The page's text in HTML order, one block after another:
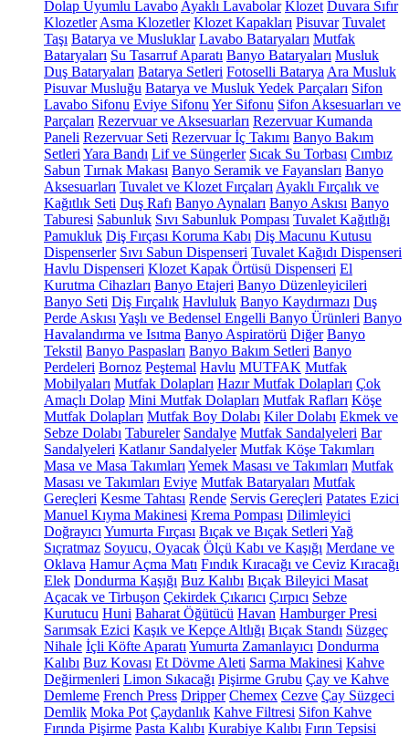
Dolap Uyumlu Lavabo Ayaklı Lavabolar Klozet Duvara Sıfır
Klozetler Asma Klozetler Klozet Kapakları Pisuvar Tuvalet
Taşı Batarya ve Musluklar Lavabo Bataryaları Mutfak
Bataryaları Su Tasarruf Aparatı Banyo Bataryaları Musluk
Duş Bataryaları Batarya Setleri Fotoselli Batarya Ara Musluk
Pisuvar Musluğu Batarya ve Musluk Yedek Parçaları Sifon
Lavabo Sifonu Eviye Sifonu Yer Sifonu Sifon Aksesuarları ve
Parçaları Rezervuar ve Aksesuarları Rezervuar Kumanda
Paneli Rezervuar Seti Rezervuar İç Takımı Banyo Bakım
Setleri Yara Bandı Lif ve Süngerler Sıcak Su Torbası Cımbız
Sabun Tırnak Makası Banyo Seramik ve Fayansları Banyo
Aksesuarları Tuvalet ve Klozet Fırçaları Ayaklı Fırçalık ve
Kağıtlık Seti Duş Rafı Banyo Aynaları Banyo Askısı Banyo
Taburesi Sabunluk Sıvı Sabunluk Pompası Tuvalet Kağıtlığı
Pamukluk Diş Fırçası Koruma Kabı Diş Macunu Kutusu
Dispenserler Sıvı Sabun Dispenseri Tuvalet Kağıdı Dispenseri
Havlu Dispenseri Klozet Kapak Örtüsü Dispenseri El
Kurutma Cihazları Banyo Etajeri Banyo Düzenleyicileri
Banyo Seti Diş Fırçalık Havluluk Banyo Kaydırmazı Duş
Perde Askısı Yaşlı ve Bedensel Engelli Banyo Ürünleri Banyo
Havalandırma ve Isıtma Banyo Aspiratörü Diğer Banyo
Tekstil Banyo Paspasları Banyo Bakım Setleri Banyo
Perdeleri Bornoz Peştemal Havlu MUTFAK Mutfak
Mobilyaları Mutfak Dolapları Hazır Mutfak Dolapları Çok
Amaçlı Dolap Mini Mutfak Dolapları Mutfak Rafları Köşe
Mutfak Dolapları Mutfak Boy Dolabı Kiler Dolabı Ekmek ve
Sebze Dolabı Tabureler Sandalye Mutfak Sandalyeleri Bar
Sandalyeleri Katlanır Sandalyeler Mutfak Köşe Takımları
Masa ve Masa Takımları Yemek Masası ve Takımları Mutfak
Masası ve Takımları Eviye Mutfak Bataryaları Mutfak
Gereçleri Kesme Tahtası Rende Servis Gereçleri Patates Ezici
Manuel Kıyma Makinesi Krema Pompası Dilimleyici
Doğrayıcı Yumurta Fırçası Bıçak ve Bıçak Setleri Yağ
Sıçratmaz Soyucu, Oyacak Ölçü Kabı ve Kaşığı Merdane ve
Oklava Hamur Açma Matı Fındık Kıracağı ve Ceviz Kıracağı
Elek Dondurma Kaşığı Buz Kalıbı Bıçak Bileyici Masat
Açacak ve Tirbuşon Çekirdek Çıkarıcı Çırpıcı Sebze
Kurutucu Huni Baharat Öğütücü Havan Hamburger Presi
Sarımsak Ezici Kaşık ve Kepçe Altlığı Bıçak Standı Süzgeç
Nihale İçli Köfte Aparatı Yumurta Zamanlayıcı Dondurma
Kalıbı Buz Kovası Et Dövme Aleti Sarma Makinesi Kahve
Değirmenleri Limon Sıkacağı Pişirme Grubu Çay ve Kahve
Demleme French Press Dripper Chemex Cezve Çay Süzgeci
Demlik Moka Pot Çaydanlık Kahve Filtresi Sifon Kahve
Fırında Pişirme Pasta Kalıbı Kurabiye Kalıbı Fırın Tepsisi